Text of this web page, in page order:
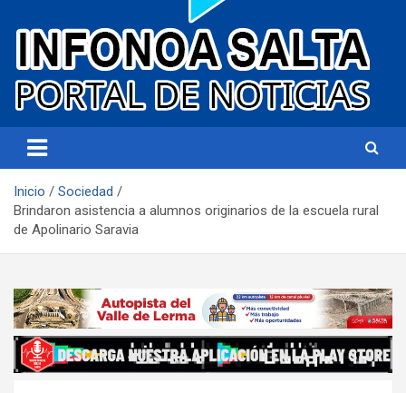
Infonoa Salta
Inicio
Sociedad
Brindaron asistencia a alumnos originarios de la escuela rural
de Apolinario Saravia